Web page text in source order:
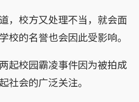
，校方又处理不当，就会面
校的名誉也会因此受影响。
起校园霸凌事件因为被拍成
社会的广泛关注。